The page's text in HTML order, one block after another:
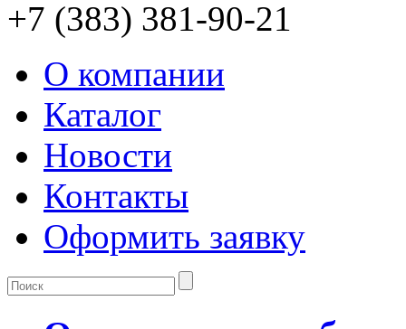
+7 (383) 381-90-21
О компании
Каталог
Новости
Контакты
Оформить заявку